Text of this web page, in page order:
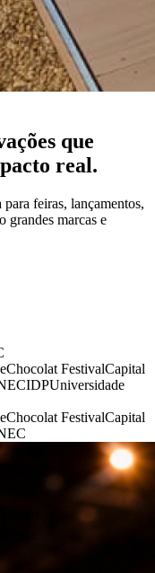
que
real.
feiras, lançamentos,
grandes marcas e
Chocolat FestivalCapital
IDPUniversidade
Chocolat FestivalCapital